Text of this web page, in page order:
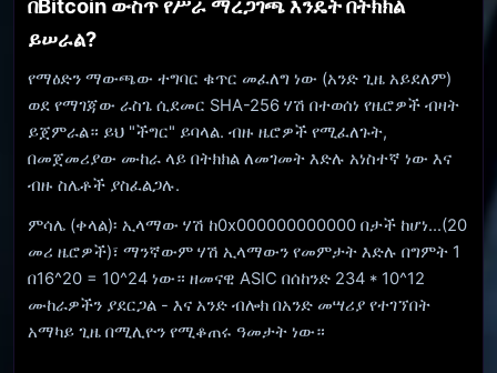
በBitcoin ውስጥ የሥራ ማረጋገጫ እንዴት በትክክል
ይሠራል?
የማዕድን ማውጫው ተግባር ቁጥር መፈለግ ነው (አንድ ጊዜ አይደለም)
ወደ የማገጃው ራስጌ ሲደመር SHA-256 ሃሽ በተወሰነ የዜሮዎች ብዛት
ይጀምራል። ይህ "ችግር" ይባላል. ብዙ ዜሮዎች የሚፈለጉት,
በመጀመሪያው ሙከራ ላይ በትክክል ለመገመት እድሉ አነስተኛ ነው እና
ብዙ ስሌቶች ያስፈልጋሉ.
ምሳሌ (ቀላል)፡ ኢላማው ሃሽ ከ0x000000000000 በታች ከሆነ...(20
መሪ ዜሮዎች)፣ ማንኛውም ሃሽ ኢላማውን የመምታት እድሉ በግምት 1
በ16^20 = 10^24 ነው። ዘመናዊ ASIC በሰከንድ 234 * 10^12
ሙከራዎችን ያደርጋል - እና አንድ ብሎክ በአንድ መሣሪያ የተገኘበት
አማካይ ጊዜ በሚሊዮን የሚቆጠሩ ዓመታት ነው።